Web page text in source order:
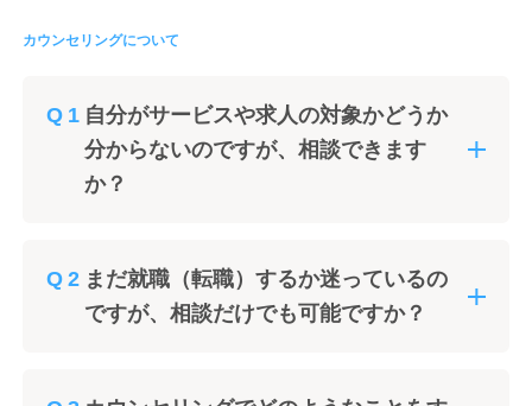
カウンセリングについて
自分がサービスや求人の対象かどうか
分からないのですが、相談できます
か？
まだ就職（転職）するか迷っているの
ですが、相談だけでも可能ですか？